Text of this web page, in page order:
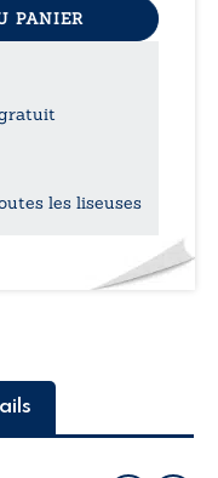
PANIER
les liseuses